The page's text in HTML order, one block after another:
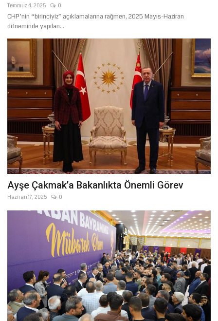
Temmuz 4, 2025 0
CHP’nin “birinciyiz” açıklamalarına rağmen, 2025 Mayıs-Haziran
döneminde yapılan...
Ayşe Çakmak’a Bakanlıkta Önemli Görev
Haziran 17, 2025 0